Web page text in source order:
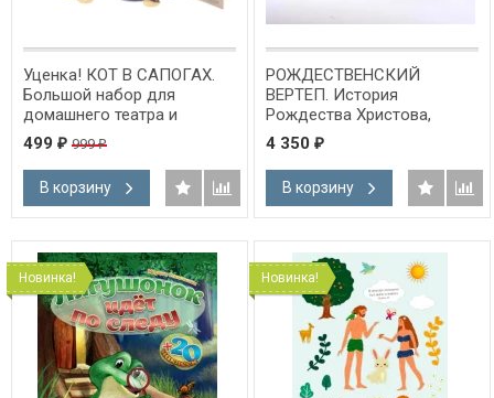
Уценка! КОТ В САПОГАХ.
Большой набор для
домашнего театра и
мультистудии
499 ₽ 999₽
В корзину
РОЖДЕСТВЕНСКИЙ
ВЕРТЕП. История
Рождества Христова,
рассказанная в фигурках
из дерева /
4 350 ₽
В корзину
Новинка! Новинка!